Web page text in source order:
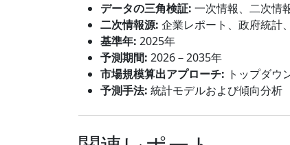
データの三角検証: 一次情報、二次情
二次情報源: 企業レポート、政府統計
基準年: 2025年
予測期間: 2026－2035年
市場規模算出アプローチ: トップダウ
予測手法: 統計モデルおよび傾向分析